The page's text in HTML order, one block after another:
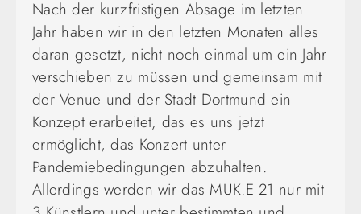
Nach der kurzfristigen Absage im letzten
Jahr haben wir in den letzten Monaten alles
daran gesetzt, nicht noch einmal um ein Jahr
verschieben zu müssen und gemeinsam mit
der Venue und der Stadt Dortmund ein
Konzept erarbeitet, das es uns jetzt
ermöglicht, das Konzert unter
Pandemiebedingungen abzuhalten.
Allerdings werden wir das MUK.E 21 nur mit